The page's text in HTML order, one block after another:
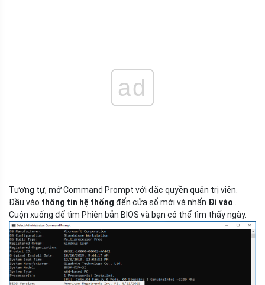
ad
Tương tự, mở Command Prompt với đặc quyền quản trị viên.
Đầu vào thông tin hệ thống đến cửa sổ mới và nhấn Đi vào
Cuộn xuống để tìm Phiên bản BIOS và bạn có thể tìm thấy ngày.